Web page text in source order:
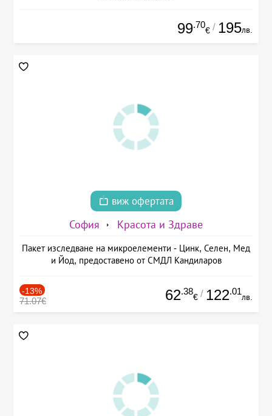
99.70
€ / 195лв.
виж офертата
София Красота и Здраве
Пакет изследване на микроелементи - Цинк, Селен, Мед
и Йод, предоставено от СМДЛ Кандиларов
-13%
71.07€ 62.38
€ / 122.01
лв.